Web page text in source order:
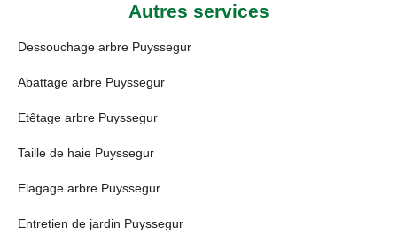
Autres services
Dessouchage arbre Puyssegur
Abattage arbre Puyssegur
Etêtage arbre Puyssegur
Taille de haie Puyssegur
Elagage arbre Puyssegur
Entretien de jardin Puyssegur